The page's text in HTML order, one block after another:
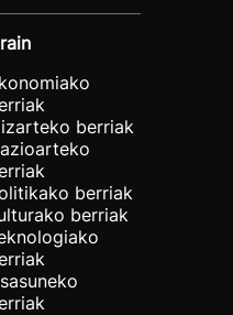
berriak
berriak
berriak